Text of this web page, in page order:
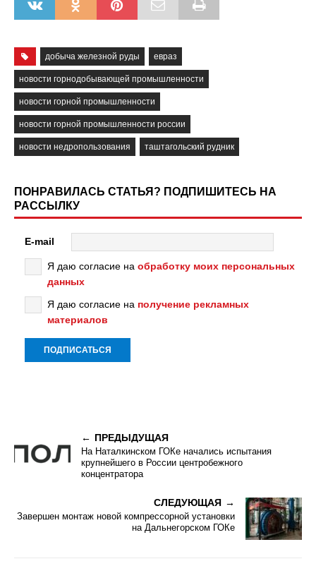
добыча железной руды евраз
новости горнодобывающей промышленности
новости горной промышленности
новости горной промышленности россии
новости недропользования таштагольский рудник
ПОНРАВИЛАСЬ СТАТЬЯ? ПОДПИШИТЕСЬ НА
РАССЫЛКУ
E-mail
Я даю согласие на обработку моих персональных
данных
Я даю согласие на получение рекламных
материалов
ПРЕДЫДУЩАЯ
На Наталкинском ГОКе начались испытания
крупнейшего в России центробежного
концентратора
СЛЕДУЮЩАЯ
Завершен монтаж новой компрессорной установки
на Дальнегорском ГОКе